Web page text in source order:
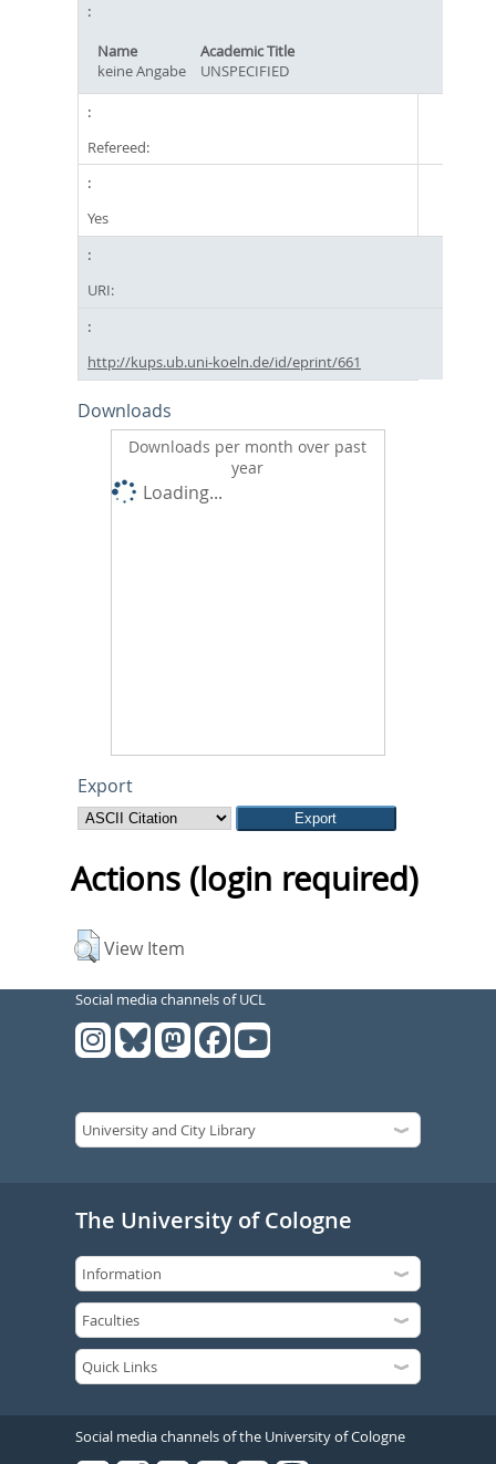
Name
Academic Title
keine Angabe
UNSPECIFIED
Refereed:
Yes
URI:
http://kups.ub.uni-koeln.de/id/eprint/661
Downloads
Downloads per month over past
year
Loading...
Export
Actions (login required)
View Item
Social media channels of UCL
The University of Cologne
Social media channels of the University of Cologne